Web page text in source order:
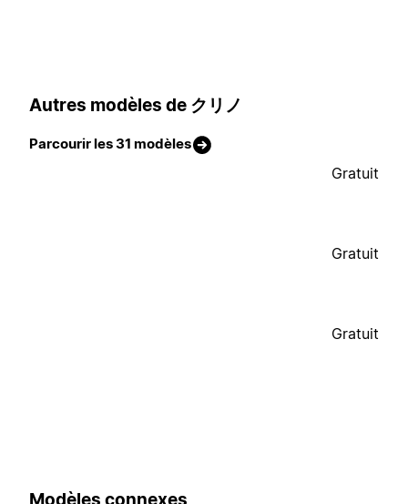
Autres modèles de クリノ
Parcourir les 31 modèles
Gratuit
Gratuit
Gratuit